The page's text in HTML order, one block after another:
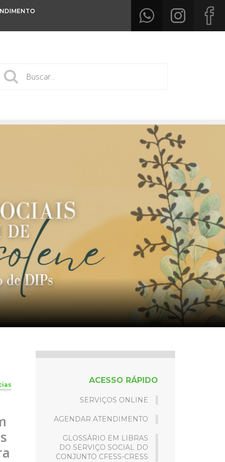
ACESSO RÁPIDO
SERVIÇOS ONLINE
AGENDAR ATENDIMENTO
GLOSSÁRIO EM LIBRAS
DO SERVIÇO SOCIAL DO
CONJUNTO CFESS-CRESS